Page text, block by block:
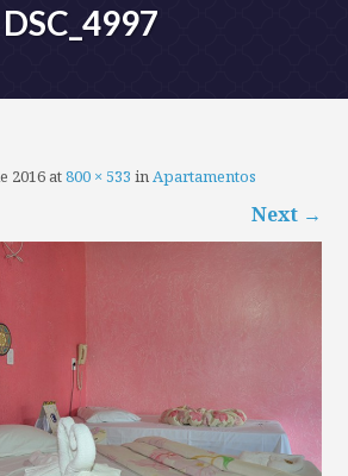
DSC_4997
2016 at800 × 533 inApartamentos
Next →